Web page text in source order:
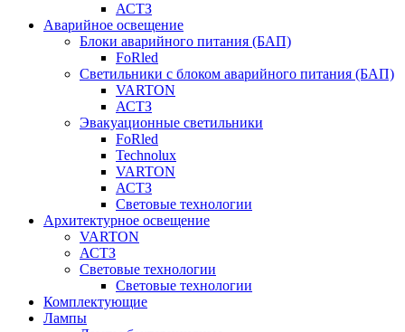
АСТЗ
Аварийное освещение
Блоки аварийного питания (БАП)
FoRled
Светильники с блоком аварийного питания (БАП)
VARTON
АСТЗ
Эвакуационные светильники
FoRled
Technolux
VARTON
АСТЗ
Световые технологии
Архитектурное освещение
VARTON
АСТЗ
Световые технологии
Световые технологии
Комплектующие
Лампы